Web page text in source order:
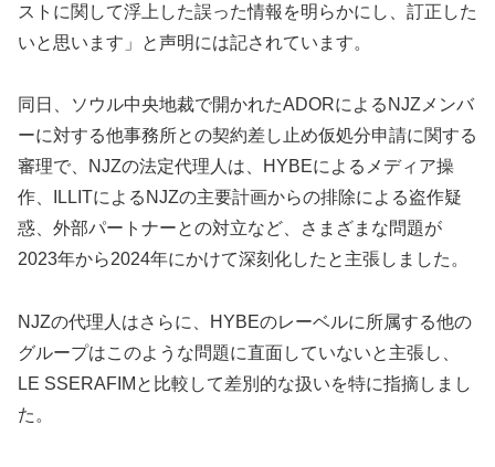
ストに関して浮上した誤った情報を明らかにし、訂正した
いと思います」と声明には記されています。
同日、ソウル中央地裁で開かれたADORによるNJZメンバ
ーに対する他事務所との契約差し止め仮処分申請に関する
審理で、NJZの法定代理人は、HYBEによるメディア操
作、ILLITによるNJZの主要計画からの排除による盗作疑
惑、外部パートナーとの対立など、さまざまな問題が
2023年から2024年にかけて深刻化したと主張しました。
NJZの代理人はさらに、HYBEのレーベルに所属する他の
グループはこのような問題に直面していないと主張し、
LE SSERAFIMと比較して差別的な扱いを特に指摘しまし
た。